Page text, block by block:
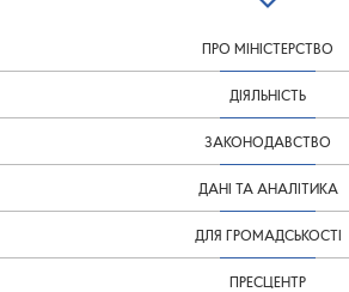
ПРО МІНІСТЕРСТВО
ДІЯЛЬНІСТЬ
ЗАКОНОДАВСТВО
ДАНІ ТА АНАЛІТИКА
ДЛЯ ГРОМАДСЬКОСТІ
ПРЕСЦЕНТР